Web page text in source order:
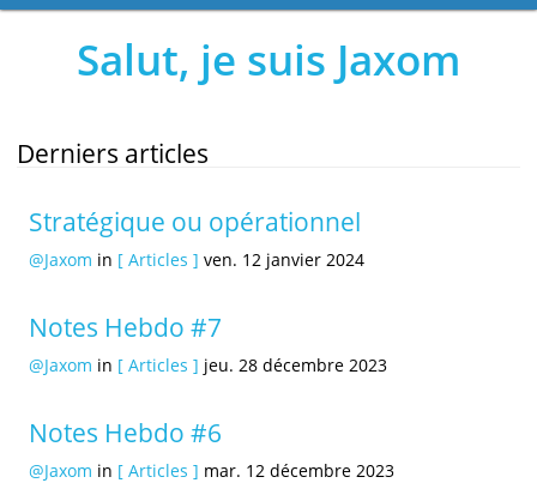
Salut, je suis Jaxom
Derniers articles
Stratégique ou opérationnel
@Jaxom in [ Articles ] ven. 12 janvier 2024
Notes Hebdo #7
@Jaxom in [ Articles ] jeu. 28 décembre 2023
Notes Hebdo #6
@Jaxom in [ Articles ] mar. 12 décembre 2023